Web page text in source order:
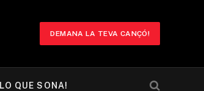
DEMANA LA TEVA CANÇÓ!
LO QUE SONA!